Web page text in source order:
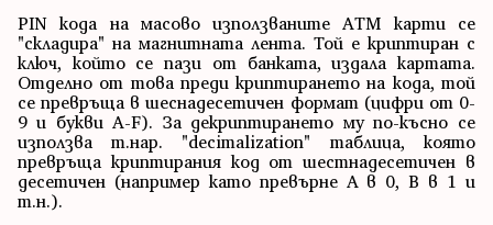
PIN кода на масово използваните ATM карти се
"складира" на магнитната лента. Той е криптиран с
ключ, който се пази от банката, издала картата.
Отделно от това преди криптирането на кода, той
се превръща в шеснадесетичен формат (цифри от 0-
9 и букви A-F). За декриптирането му по-късно се
използва т.нар. "decimalization" таблица, която
превръща криптирания код от шестнадесетичен в
десетичен (например като превърне A в 0, B в 1 и
т.н.).